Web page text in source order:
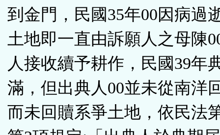
到金門，民國35年00因病過
土地即一直由訴願人之母陳
人接收續予耕作，民國39年
滿，但出典人00並未從南洋
而未回贖系爭土地，依民法